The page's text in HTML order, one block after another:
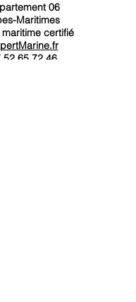
06
Maritimes
certifié